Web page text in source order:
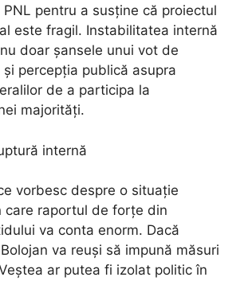
pentru a susține că proiectul
este fragil. Instabilitatea internă
doar șansele unui vot de
percepția publică asupra
de a participa la
majorități.
internă
vorbesc despre o situație
care raportul de forțe din
va conta enorm. Dacă
va reuși să impună măsuri
ar putea fi izolat politic în